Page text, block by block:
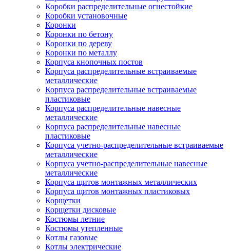
Коробки распределительные огнестойкие
Коробки установочные
Коронки
Коронки по бетону
Коронки по дереву
Коронки по металлу
Корпуса кнопочных постов
Корпуса распределительные встраиваемые
металлические
Корпуса распределительные встраиваемые
пластиковые
Корпуса распределительные навесные
металлические
Корпуса распределительные навесные
пластиковые
Корпуса учетно-распределительные встраиваемые
металлические
Корпуса учетно-распределительные навесные
металлические
Корпуса щитов монтажных металлических
Корпуса щитов монтажных пластиковых
Корщетки
Корщетки дисковые
Костюмы летние
Костюмы утепленные
Котлы газовые
Котлы электрические